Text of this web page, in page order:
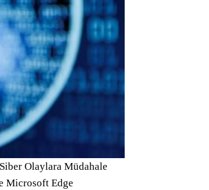
Olaylara Müdahale
Microsoft Edge